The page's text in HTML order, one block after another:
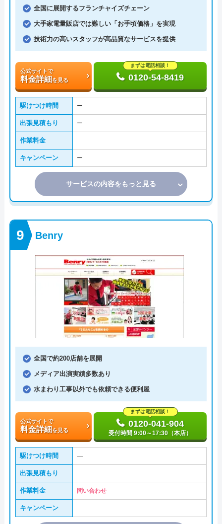
全国に展開するフランチャイズチェーン
大手家電量販店では難しい「お手頃価格」を実現
技術力の高いスタッフが高品質なサービスを提供
公式サイトで
料金詳細を見る
まずは電話相談！
0120-54-8419
駆けつけ時間 ー
出張見積もり ー
作業料金
キャンペーン ー
サービスの内容をもっと見る
Benry
全国で約200店舗を展開
メディア出演実績多数あり
水まわり工事以外でも依頼できる便利屋
公式サイトで
料金詳細を見る
まずは電話相談！
0120-041-904
受付時間 9:00～17:30（本店）
駆けつけ時間 ―
出張見積もり
作業料金 問い合わせ
キャンペーン